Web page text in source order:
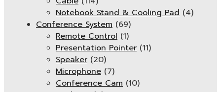
Notebook Stand & Cooling Pad (4)
Conference System (69)
Remote Control (1)
Presentation Pointer (11)
Speaker (20)
Microphone (7)
Conference Cam (10)